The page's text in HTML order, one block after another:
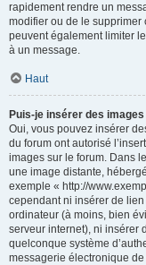
rapidement rendre un
modifier ou de le supprimer
peuvent également limiter
à un message.
Haut
Puis-je insérer des images
Oui, vous pouvez insérer
du forum ont autorisé
images sur le forum. Dans
une image distante,
exemple « http://
cependant ni insérer de
ordinateur (à moins, bien
serveur internet), ni insérer
quelconque système
messagerie électronique